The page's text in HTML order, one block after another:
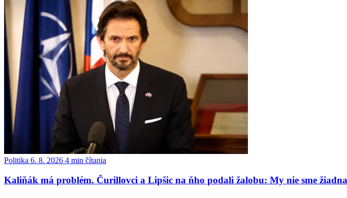
Politika 6. 8. 2026 4 min čítania
Kaliňák má problém. Čurillovci a Lipšic na ňho podali žalobu: My nie sme